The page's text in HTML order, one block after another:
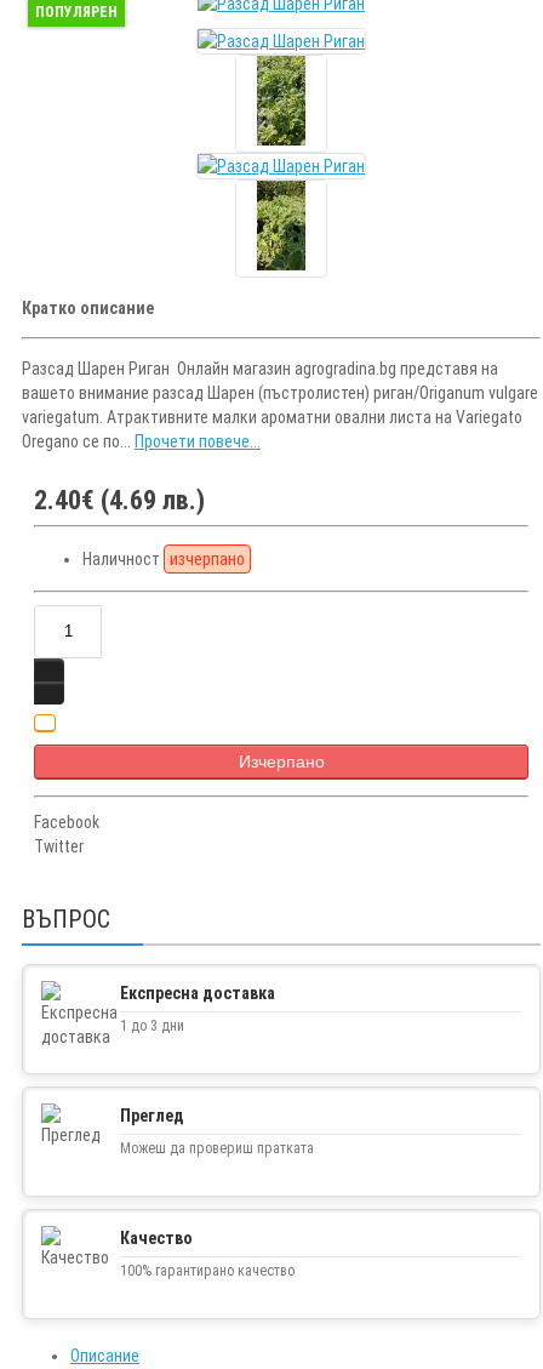
ПОПУЛЯРЕН
Кратко описание
Разсад Шарен Риган Онлайн магазин agrogradina.bg представя на
вашето внимание разсад Шарен (пъстролистен) риган/Оriganum vulgare
variegatum. Атрактивните малки ароматни овални листа на Variegato
Oregano се по... Прочети повече...
2.40€ (4.69 лв.)
Наличност изчерпано
Изчерпано
Facebook
Twitter
ВЪПРОС
Експресна доставка
1 до 3 дни
Преглед
Можеш да провериш пратката
Качество
100% гарантирано качество
Описание